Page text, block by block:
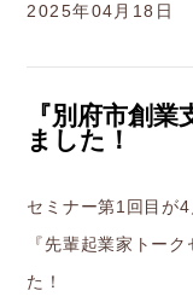
2025年04月18日
『別府市創
ました！
セミナー第1回目が4
『先輩起業家トー
た！